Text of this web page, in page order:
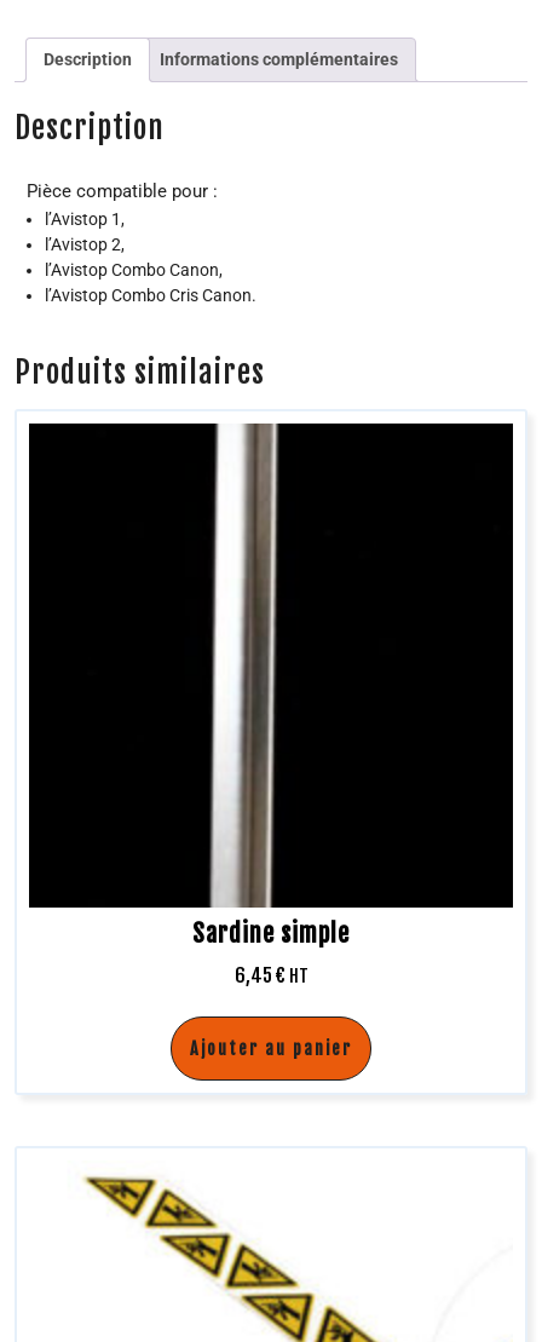
Description Informations complémentaires
Description
Pièce compatible pour :
l’Avistop 1,
l’Avistop 2,
l’Avistop Combo Canon,
l’Avistop Combo Cris Canon.
Produits similaires
Sardine simple
6,45 € HT
Ajouter au panier